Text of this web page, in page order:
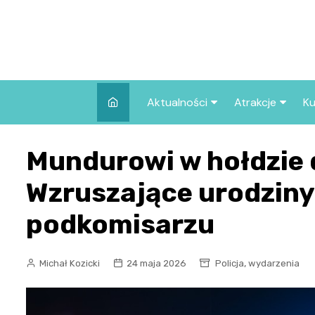
Aktualności
Wszystkie wpisy
Atrakcje
we Wrocławiu
Co warto
Wrocławiu?
Mundurowi w
Wzruszające
podkomisarzu
Michał Kozicki 24 maja 2026 Policja, wydarzenia